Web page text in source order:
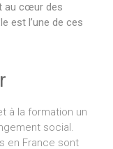
au cœur des
est l’une de ces
à la formation un
social.
en France sont